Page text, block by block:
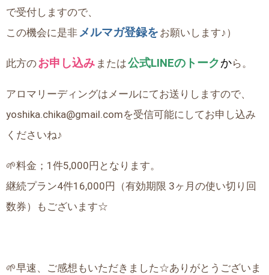
で受付しますので、
この機会に是非メルマガ登録を お願いします♪）
此方のお申し込み または公式LINEのトークから。
アロマリーディングはメールにてお送りしますので、
yoshika.chika@gmail.comを受信可能にしてお申し込み
くださいね♪
🌱料金；1件5,000円となります。
継続プラン4件16,000円（有効期限 3ヶ月の使い切り回
数券）もございます☆
🌱早速、ご感想もいただきました☆ありがとうございま